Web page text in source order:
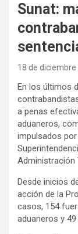
Sunat:
18 de diciembre
En los últimos
a penas
aduaneros,
impulsados
Administración
Desde inicios
acción de la
casos, 154
aduaneros y